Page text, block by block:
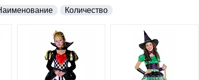
Количество